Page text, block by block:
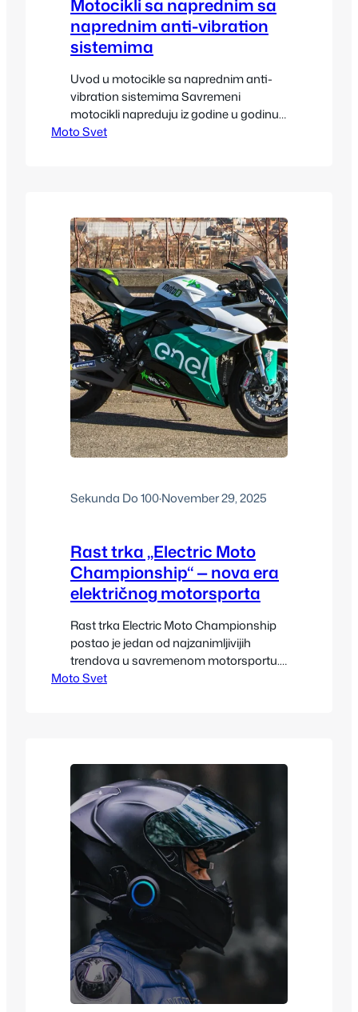
Motocikli sa naprednim sa
naprednim anti-vibration
sistemima
Uvod u motocikle sa naprednim anti-
vibration sistemima Savremeni
motocikli napreduju iz godine u godinu,
ne samo u pogledu snage i
zadatak da smanje vibracije motora,
rama i upravljača, čineći vožnju
prijatnijom i sigurnijom. Motocikli…
Moto Svet
Sekunda Do 100·November 29, 2025
Rast trka „Electric Moto
Championship“ — nova era
električnog motorsporta
Rast trka Electric Moto Championship
postao je jedan od najzanimljivijih
trendova u savremenom motorsportu.
Nekada shvaćen kao eksperiment,
baterija, razvoj visokih performansi i sve
stroži propisi o emisijama podigli su
Electric Moto Championship na nivo…
Moto Svet